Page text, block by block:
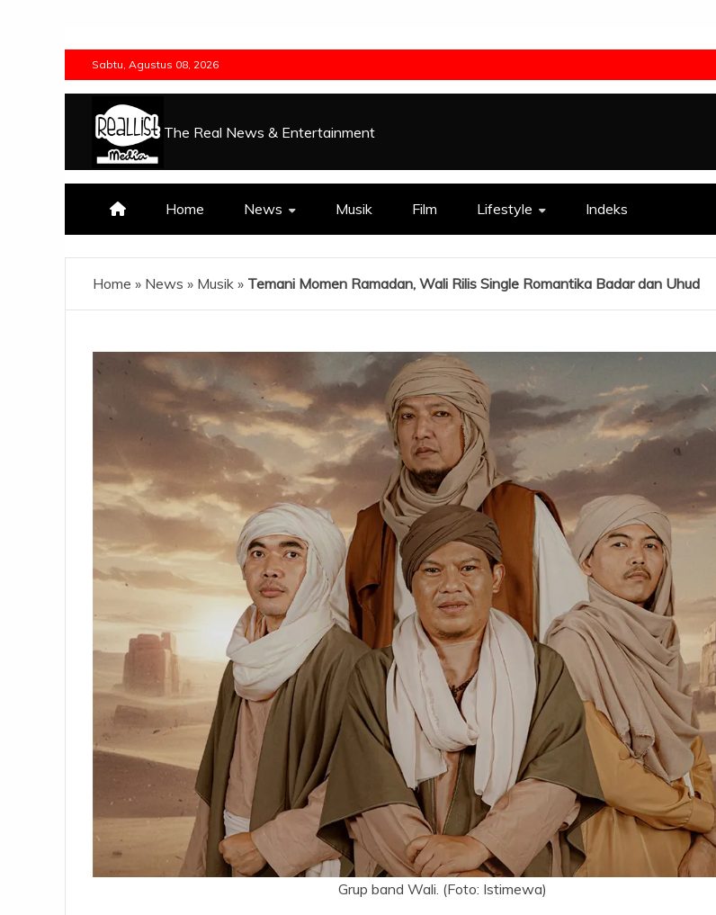
Sabtu, Agustus 08, 2026
The Real News & Entertainment
Home News Musik Film Lifestyle Indeks
Home » News » Musik » Temani Momen Ramadan, Wali Rilis Single Romantika Badar dan Uhud
Grup band Wali. (Foto: Istimewa)